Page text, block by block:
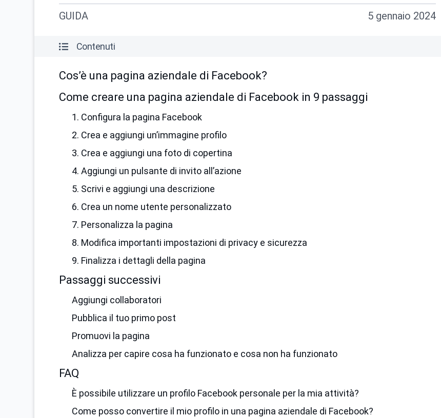
GUIDA 5 gennaio 2024
Contenuti
Cos’è una pagina aziendale di Facebook?
Come creare una pagina aziendale di Facebook in 9 passaggi
1. Configura la pagina Facebook
2. Crea e aggiungi un’immagine profilo
3. Crea e aggiungi una foto di copertina
4. Aggiungi un pulsante di invito all’azione
5. Scrivi e aggiungi una descrizione
6. Crea un nome utente personalizzato
7. Personalizza la pagina
8. Modifica importanti impostazioni di privacy e sicurezza
9. Finalizza i dettagli della pagina
Passaggi successivi
Aggiungi collaboratori
Pubblica il tuo primo post
Promuovi la pagina
Analizza per capire cosa ha funzionato e cosa non ha funzionato
FAQ
È possibile utilizzare un profilo Facebook personale per la mia attività?
Come posso convertire il mio profilo in una pagina aziendale di Facebook?